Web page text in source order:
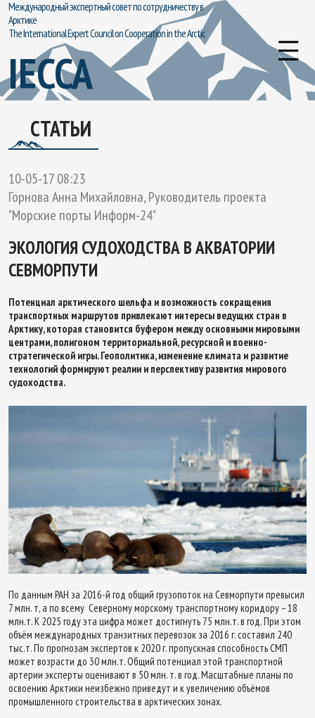
Международный экспертный совет по сотрудничеству в
Арктике
The International Expert Council on Cooperation in the Arctic
IECCA
СТАТЬИ
10-05-17 08:23
Горнова Анна Михайловна, Руководитель проекта
"Морские порты Информ-24"
ЭКОЛОГИЯ СУДОХОДСТВА В АКВАТОРИИ
СЕВМОРПУТИ
Потенциал арктического шельфа и возможность сокращения
транспортных маршрутов привлекают интересы ведущих стран в
Арктику, которая становится буфером между основными мировыми
центрами, полигоном территориальной, ресурсной и военно-
стратегической игры. Геополитика, изменение климата и развитие
технологий формируют реалии и перспективу развития мирового
судоходства.
По данным РАН за 2016-й год общий грузопоток на Севморпути превысил
7 млн. т, а по всему Северному морскому транспортному коридору – 18
млн.т. К 2025 году эта цифра может достигнуть 75 млн.т. в год. При этом
объём международных транзитных перевозок за 2016 г. составил 240
тыс.т. По прогнозам экспертов к 2020 г. пропускная способность СМП
может возрасти до 30 млн.т. Общий потенциал этой транспортной
артерии эксперты оценивают в 50 млн. т. в год. Масштабные планы по
освоению Арктики неизбежно приведут и к увеличению объёмов
промышленного строительства в арктических зонах.